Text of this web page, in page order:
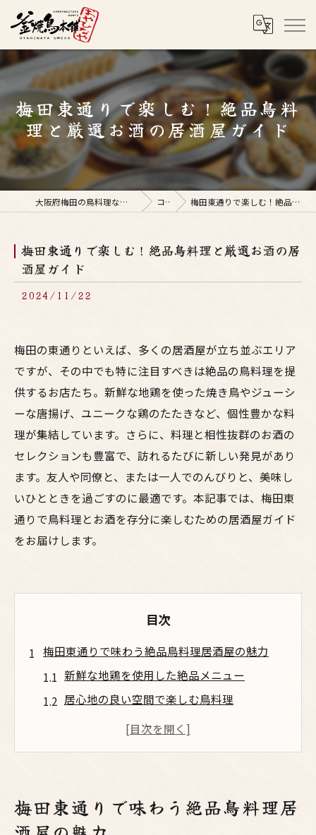
梅田東通りで楽しむ！絶品鳥料
理と厳選お酒の居酒屋ガイド
大阪府梅田の鳥料理なら釜焼鳥本舗おやひなや 梅田店 コラム 梅田東通りで楽しむ！絶品鳥料理と厳選お酒の居酒屋ガイド
梅田東通りで楽しむ！絶品鳥料理と厳選お酒の居
酒屋ガイド
2024/11/22
梅田の東通りといえば、多くの居酒屋が立ち並ぶエリア
ですが、その中でも特に注目すべきは絶品の鳥料理を提
供するお店たち。新鮮な地鶏を使った焼き鳥やジューシ
ーな唐揚げ、ユニークな鶏のたたきなど、個性豊かな料
理が集結しています。さらに、料理と相性抜群のお酒の
セレクションも豊富で、訪れるたびに新しい発見があり
ます。友人や同僚と、または一人でのんびりと、美味し
いひとときを過ごすのに最適です。本記事では、梅田東
通りで鳥料理とお酒を存分に楽しむための居酒屋ガイド
をお届けします。
目次
梅田東通りで味わう絶品鳥料理居酒屋の魅力
新鮮な地鶏を使用した絶品メニュー
居心地の良い空間で楽しむ鳥料理
こだわりの調理法が光る鳥料理
東通りの隠れ家居酒屋で楽しむ新鮮な鳥料理
梅田東通りで味わう絶品鳥料理居